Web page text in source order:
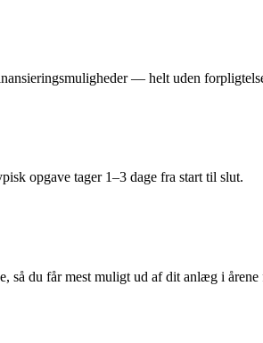
— helt uden
opgave tager 1–3 dage fra start til slut.
så du får mest muligt ud af dit anlæg i årene